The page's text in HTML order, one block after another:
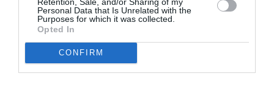
Personal Data that Is Unrelated with the
Purposes for which it was collected.
Opted In
CONFIRM
ieșit la suprafață cadavrul.
Corriere.it
STIRI ITALIA